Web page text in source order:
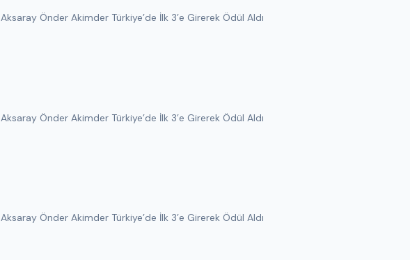
Aksaray Önder Akimder Türkiye’de İlk 3’e Girerek Ödül Aldı
Aksaray Önder Akimder Türkiye’de İlk 3’e Girerek Ödül Aldı
Aksaray Önder Akimder Türkiye’de İlk 3’e Girerek Ödül Aldı